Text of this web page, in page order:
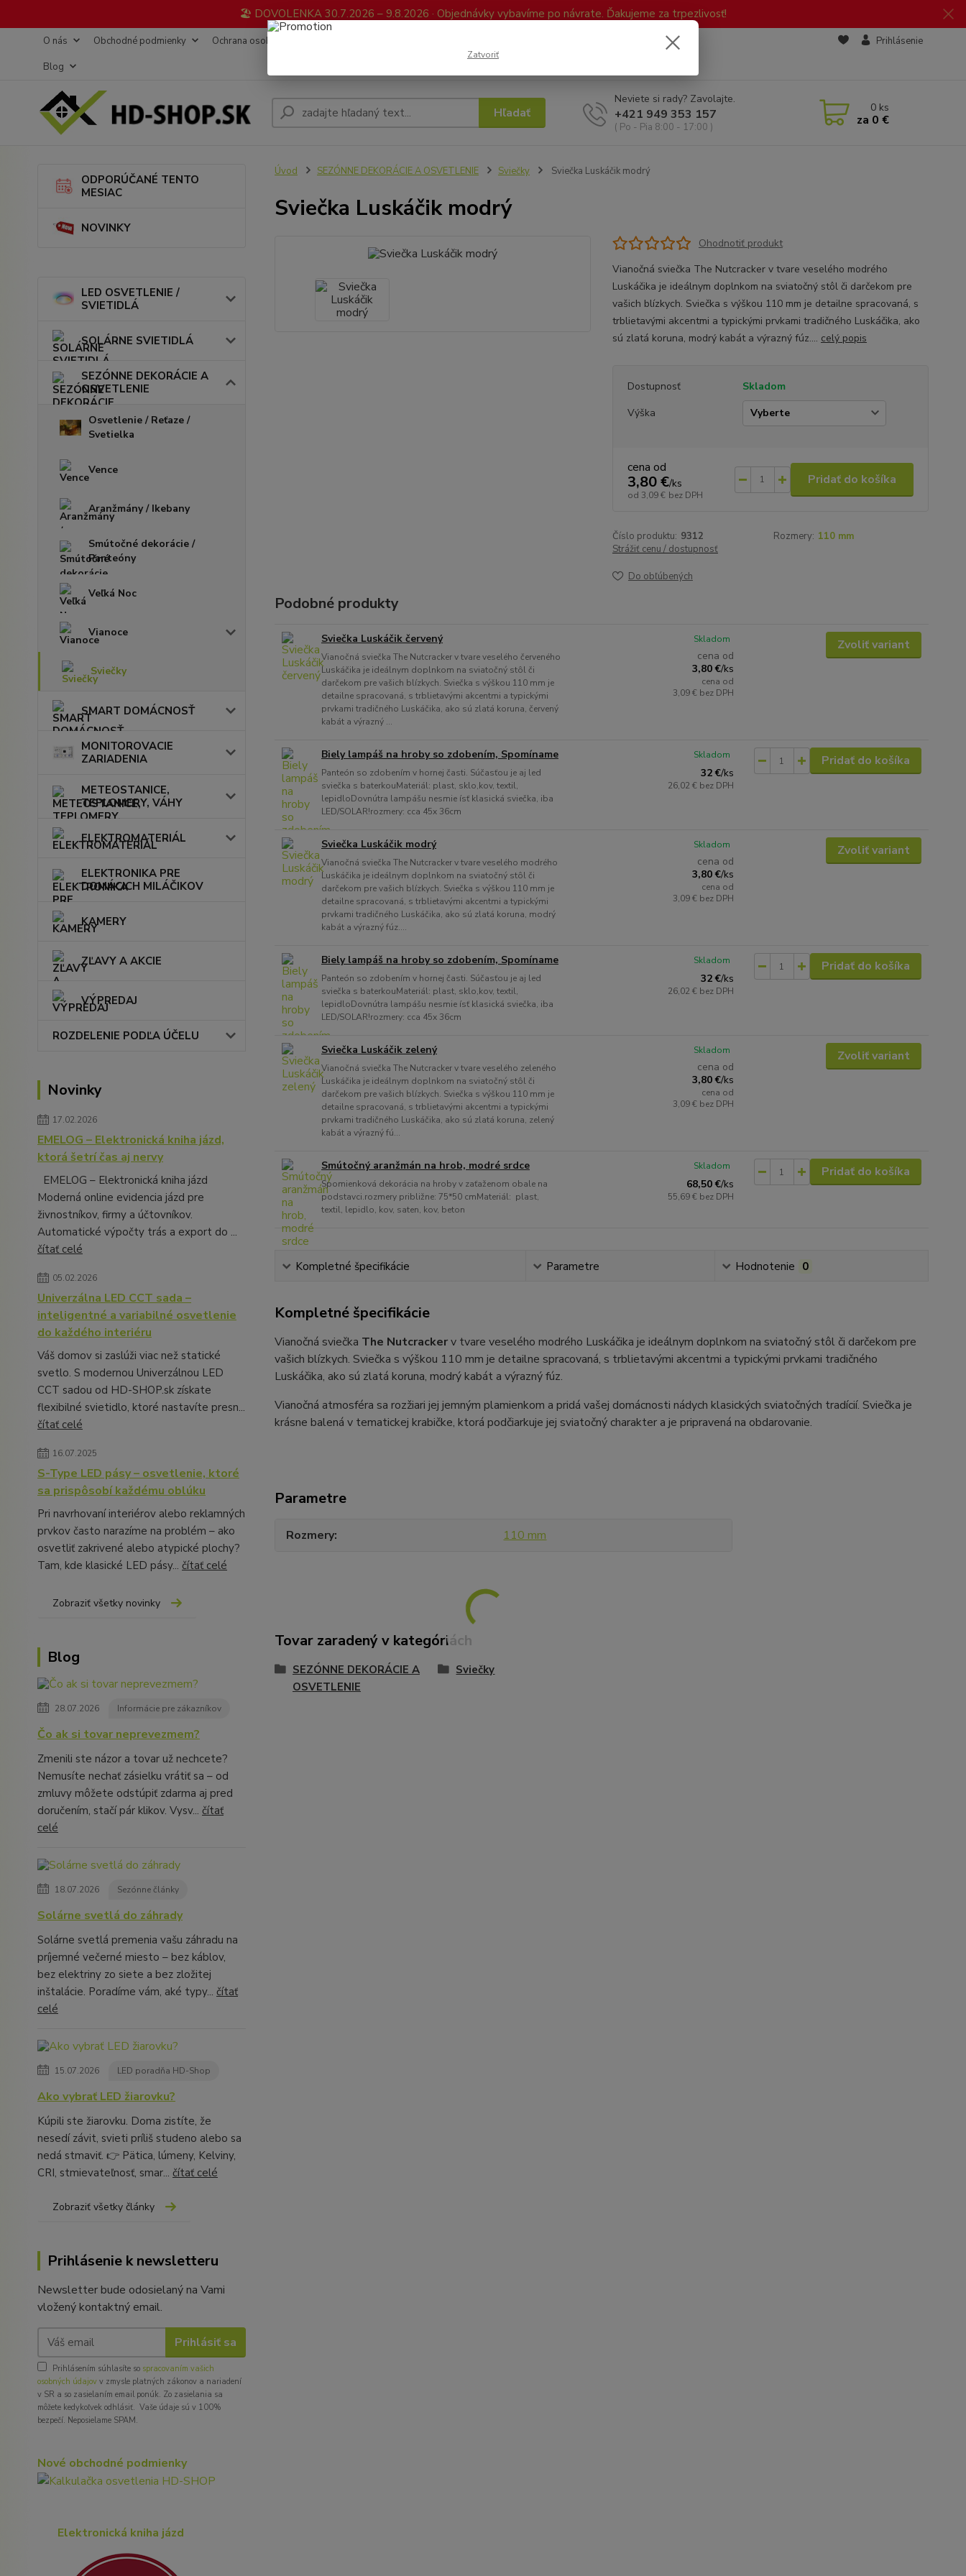
🏖️ DOVOLENKA 30.7.2026 – 9.8.2026 · Objednávky vybavíme po návrate. Ďakujeme za trpezlivosť!
O nás Obchodné podmienky Ochrana osobných údajov
Blog
Prihlásenie
Hľadať
Neviete si rady? Zavolajte.
+421 949 353 157
( Po - Pia 8:00 - 17:00 )
0 ks
za 0 €
ODPORÚČANÉ TENTO
MESIAC
NOVINKY
LED OSVETLENIE /
SVIETIDLÁ
SOLÁRNE SVIETIDLÁ
SEZÓNNE DEKORÁCIE A
OSVETLENIE
Osvetlenie / Reťaze /
Svetielka
Vence
Aranžmány / Ikebany
Smútočné dekorácie /
Panteóny
Veľká Noc
Vianoce
Sviečky
SMART DOMÁCNOSŤ
MONITOROVACIE
ZARIADENIA
METEOSTANICE,
TEPLOMERY, VÁHY
ELEKTROMATERIÁL
ELEKTRONIKA PRE
DOMÁCICH MILÁČIKOV
KAMERY
ZĽAVY A AKCIE
VÝPREDAJ
ROZDELENIE PODĽA ÚČELU
Novinky
17.02.2026
EMELOG – Elektronická kniha jázd,
ktorá šetrí čas aj nervy
EMELOG – Elektronická kniha jázd
Moderná online evidencia jázd pre
živnostníkov, firmy a účtovníkov.
Automatické výpočty trás a export do ...
čítať celé
05.02.2026
Univerzálna LED CCT sada –
inteligentné a variabilné osvetlenie
do každého interiéru
Váš domov si zaslúži viac než statické
svetlo. S modernou Univerzálnou LED
CCT sadou od HD-SHOP.sk získate
flexibilné svietidlo, ktoré nastavíte presn...
čítať celé
16.07.2025
S-Type LED pásy – osvetlenie, ktoré
sa prispôsobí každému oblúku
Pri navrhovaní interiérov alebo reklamných
prvkov často narazíme na problém – ako
osvetliť zakrivené alebo atypické plochy?
Tam, kde klasické LED pásy... čítať celé
Zobraziť všetky novinky
Blog
28.07.2026 Informácie pre zákazníkov
Čo ak si tovar neprevezmem?
Zmenili ste názor a tovar už nechcete?
Nemusíte nechať zásielku vrátiť sa – od
zmluvy môžete odstúpiť zdarma aj pred
doručením, stačí pár klikov. Vysv... čítať
celé
18.07.2026 Sezónne články
Solárne svetlá do záhrady
Solárne svetlá premenia vašu záhradu na
príjemné večerné miesto – bez káblov,
bez elektriny zo siete a bez zložitej
inštalácie. Poradíme vám, aké typy... čítať
celé
15.07.2026 LED poradňa HD-Shop
Ako vybrať LED žiarovku?
Kúpili ste žiarovku. Doma zistíte, že
nesedí závit, svieti príliš studeno alebo sa
nedá stmaviť. 👉 Pätica, lúmeny, Kelviny,
CRI, stmievateľnosť, smar... čítať celé
Zobraziť všetky články
Prihlásenie k newsletteru
Newsletter bude odosielaný na Vami
vložený kontaktný email.
Prihlásiť sa
Prihlásením súhlasíte so spracovaním vašich
osobných údajov v zmysle platných zákonov a nariadení
v SR a so zasielaním email ponúk. Zo zasielania sa
môžete kedykoľvek odhlásiť. Vaše údaje sú v 100%
bezpečí. Neposielame SPAM.
Nové obchodné podmienky
Elektronická kniha jázd
Úvod SEZÓNNE DEKORÁCIE A OSVETLENIE Sviečky Sviečka Luskáčik modrý
Sviečka Luskáčik modrý
Ohodnotiť produkt
Vianočná sviečka The Nutcracker v tvare veselého modrého
Luskáčika je ideálnym doplnkom na sviatočný stôl či darčekom pre
vašich blízkych. Sviečka s výškou 110 mm je detailne spracovaná, s
trblietavými akcentmi a typickými prvkami tradičného Luskáčika, ako
sú zlatá koruna, modrý kabát a výrazný fúz.... celý popis
Dostupnosť
Skladom
Výška
cena od
3,80 €/ks
od 3,09 € bez DPH
Pridať do košíka
Číslo produktu: 9312 Rozmery: 110 mm
Strážiť cenu / dostupnosť
Do obľúbených
Podobné produkty
Sviečka Luskáčik červený
Vianočná sviečka The Nutcracker v tvare veselého červeného
Luskáčika je ideálnym doplnkom na sviatočný stôl či
darčekom pre vašich blízkych. Sviečka s výškou 110 mm je
detailne spracovaná, s trblietavými akcentmi a typickými
prvkami tradičného Luskáčika, ako sú zlatá koruna, červený
kabát a výrazný ...
cena od
3,80 €/ks
cena od
3,09 € bez DPH
Skladom Zvoliť variant
Biely lampáš na hroby so zdobením, Spomíname
Panteón so zdobením v hornej časti. Súčasťou je aj led
sviečka s baterkouMateriál: plast, sklo,kov, textil,
lepidloDovnútra lampášu nesmie ísť klasická sviečka, iba
LED/SOLAR!rozmery: cca 45x 36cm
32 €/ks
26,02 € bez DPH
Skladom Pridať do košíka
Sviečka Luskáčik modrý
Vianočná sviečka The Nutcracker v tvare veselého modrého
Luskáčika je ideálnym doplnkom na sviatočný stôl či
darčekom pre vašich blízkych. Sviečka s výškou 110 mm je
detailne spracovaná, s trblietavými akcentmi a typickými
prvkami tradičného Luskáčika, ako sú zlatá koruna, modrý
kabát a výrazný fúz....
cena od
3,80 €/ks
cena od
3,09 € bez DPH
Skladom Zvoliť variant
Biely lampáš na hroby so zdobením, Spomíname
Panteón so zdobením v hornej časti. Súčasťou je aj led
sviečka s baterkouMateriál: plast, sklo,kov, textil,
lepidloDovnútra lampášu nesmie ísť klasická sviečka, iba
LED/SOLAR!rozmery: cca 45x 36cm
32 €/ks
26,02 € bez DPH
Skladom Pridať do košíka
Sviečka Luskáčik zelený
Vianočná sviečka The Nutcracker v tvare veselého zeleného
Luskáčika je ideálnym doplnkom na sviatočný stôl či
darčekom pre vašich blízkych. Sviečka s výškou 110 mm je
detailne spracovaná, s trblietavými akcentmi a typickými
prvkami tradičného Luskáčika, ako sú zlatá koruna, zelený
kabát a výrazný fú...
cena od
3,80 €/ks
cena od
3,09 € bez DPH
Skladom Zvoliť variant
Smútočný aranžmán na hrob, modré srdce
Spomienková dekorácia na hroby v zaťaženom obale na
podstavci.rozmery približne: 75*50 cmMateriál: plast,
textil, lepidlo, kov, saten, kov, beton
68,50 €/ks
55,69 € bez DPH
Skladom Pridať do košíka
Kompletné špecifikácie Parametre Hodnotenie 0
Kompletné špecifikácie
Vianočná sviečka The Nutcrackerv tvare veselého modrého Luskáčika je ideálnym doplnkom na sviatočný stôl či darčekom pre
vašich blízkych. Sviečka s výškou 110 mm je detailne spracovaná, s trblietavými akcentmi a typickými prvkami tradičného
Luskáčika, ako sú zlatá koruna, modrý kabát a výrazný fúz.
Vianočná atmosféra sa rozžiari jej jemným plamienkom a pridá vašej domácnosti nádych klasických sviatočných tradícií. Sviečka je
krásne balená v tematickej krabičke, ktorá podčiarkuje jej sviatočný charakter a je pripravená na obdarovanie.
Parametre
Rozmery 110 mm
Tovar zaradený v kategóriách
SEZÓNNE DEKORÁCIE A
OSVETLENIE
Sviečky
Zatvoriť